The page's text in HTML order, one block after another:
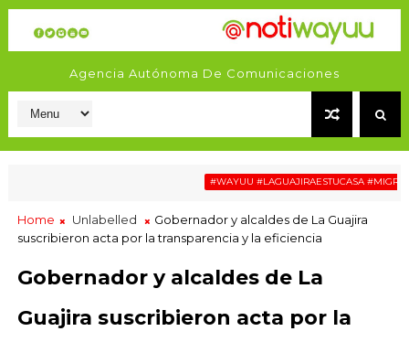
Agencia Autónoma De Comunicaciones
#WAYUU #LAGUAJIRAESTUCASA
Home Unlabelled
Gobernador y alcaldes de La Guajira
suscribieron acta por la transparencia y la eficiencia
Gobernador y alcaldes de La
Guajira suscribieron acta por la